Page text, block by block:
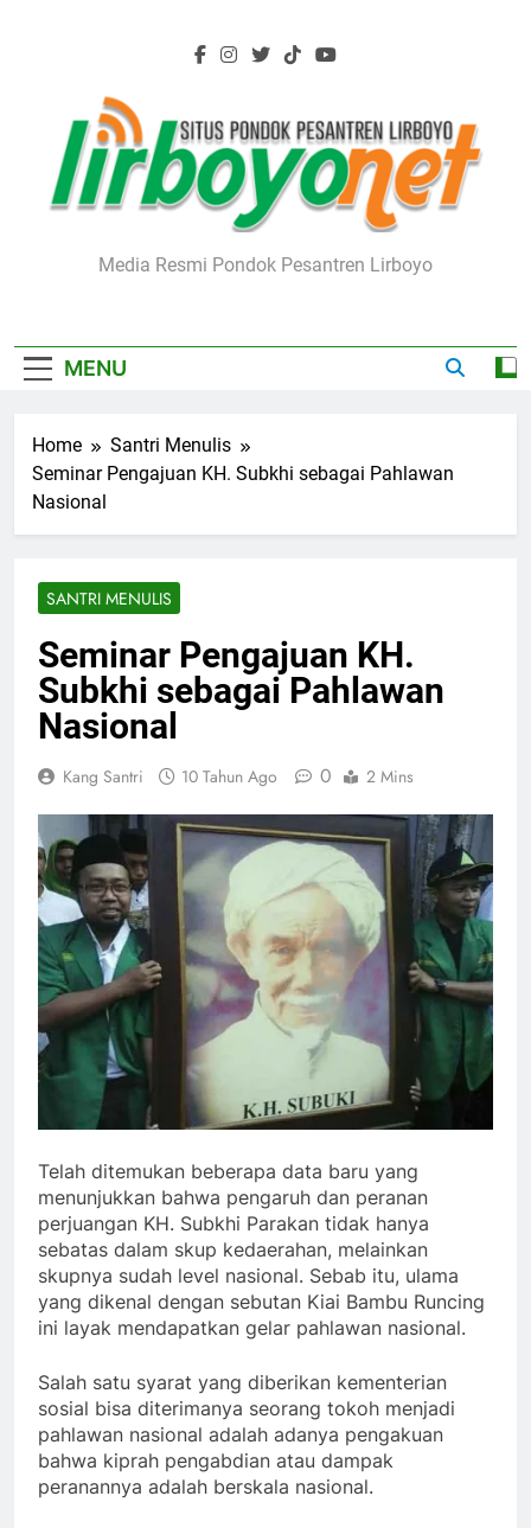
Lirboyo.net
Media Resmi Pondok Pesantren Lirboyo
MENU
Home
Santri Menulis
Seminar Pengajuan KH. Subkhi sebagai Pahlawan
Nasional
SANTRI MENULIS
Seminar Pengajuan KH.
Subkhi sebagai Pahlawan
Nasional
Kang Santri 10 Tahun Ago 0 2 Mins
Telah ditemukan beberapa data baru yang
menunjukkan bahwa pengaruh dan peranan
perjuangan KH. Subkhi Parakan tidak hanya
sebatas dalam skup kedaerahan, melainkan
skupnya sudah level nasional. Sebab itu, ulama
yang dikenal dengan sebutan Kiai Bambu Runcing
ini layak mendapatkan gelar pahlawan nasional.
Salah satu syarat yang diberikan kementerian
sosial bisa diterimanya seorang tokoh menjadi
pahlawan nasional adalah adanya pengakuan
bahwa kiprah pengabdian atau dampak
peranannya adalah berskala nasional.